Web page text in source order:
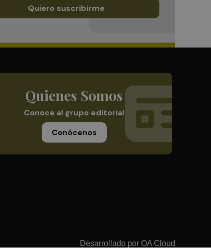
Quiero suscribirme
Quienes Somos
Conoce al grupo editorial
Conócenos
Desarrollado por OA Cloud